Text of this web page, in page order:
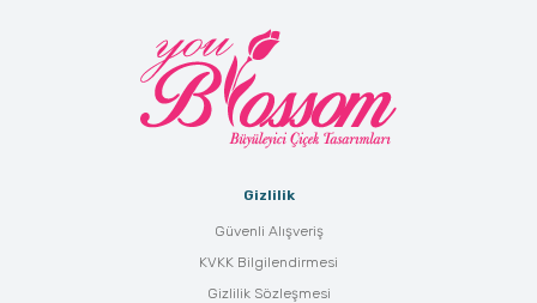
Gizlilik
Güvenli Alışveriş
KVKK Bilgilendirmesi
Gizlilik Sözleşmesi